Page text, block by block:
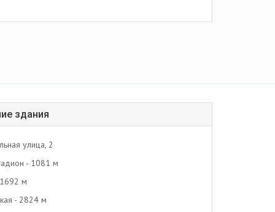
здания
улица, 2
- 1081 м
м
- 2824 м